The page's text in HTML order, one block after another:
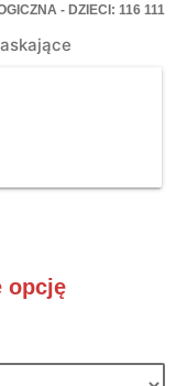
- DZIECI: 116 111
opcję